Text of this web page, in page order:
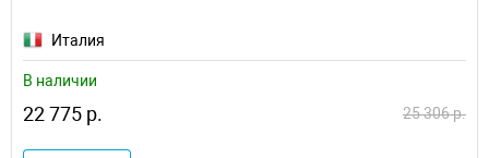
Италия
В наличии
22 775 р. 25 306 р.